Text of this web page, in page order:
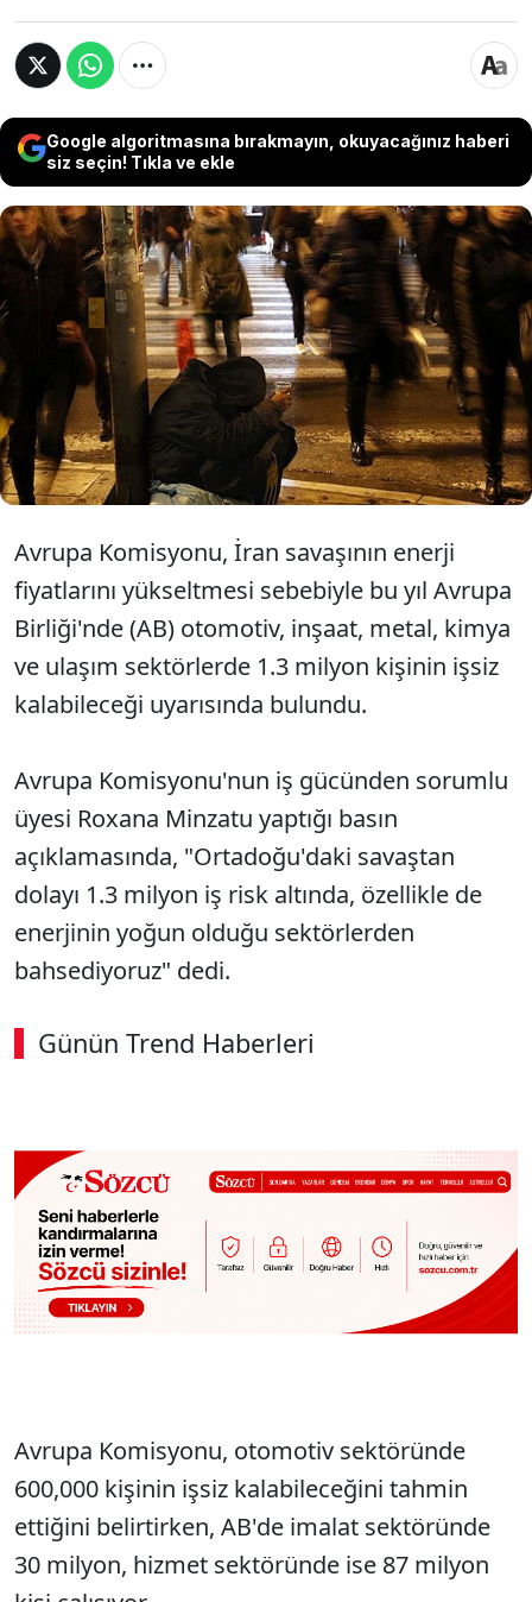
Google algoritmasına bırakmayın, okuyacağınız haberi
siz seçin! Tıkla ve ekle
Avrupa Komisyonu, Ortadoğu'da tırmanan
çatışmaların enerji maliyetlerini artırarak
Avrupa ekonomisini baskı altına aldığını açıkladı.
Komisyon, otomotiv başta olmak üzere enerji
yoğun sektörlerde bu yıl 1,3 milyon kişinin işini
kaybedebileceği uyarısında bulundu.
Avrupa Komisyonu, İran savaşının enerji
fiyatlarını yükseltmesi sebebiyle bu yıl Avrupa
Birliği'nde (AB) otomotiv, inşaat, metal, kimya
ve ulaşım sektörlerde 1.3 milyon kişinin işsiz
kalabileceği uyarısında bulundu.
Avrupa Komisyonu'nun iş gücünden sorumlu
üyesi Roxana Minzatu yaptığı basın
açıklamasında, "Ortadoğu'daki savaştan
dolayı 1.3 milyon iş risk altında, özellikle de
enerjinin yoğun olduğu sektörlerden
bahsediyoruz" dedi.
Günün Trend Haberleri
Avrupa Komisyonu, otomotiv sektöründe
600,000 kişinin işsiz kalabileceğini tahmin
ettiğini belirtirken, AB'de imalat sektöründe
30 milyon, hizmet sektöründe ise 87 milyon